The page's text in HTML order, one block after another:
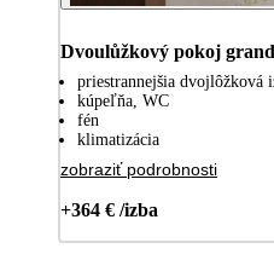
Dvoulůžkový pokoj
priestrannejšia dvojlôžková
kúpeľňa, WC
fén
klimatizácia
zobraziť podrobnosti
+364 € /izba